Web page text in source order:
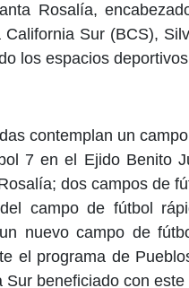
Rosalía,
California Sur (BCS),
los espacios
contemplan un
7 en el Ejido Benito
dos campos de
del campo de fútbol
nuevo campo de
el programa de
Sur beneficiado con